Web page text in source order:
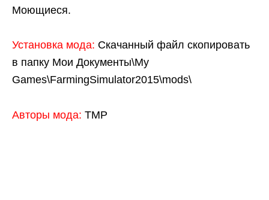
Моющиеся.
Установка мода: Скачанный файл скопировать
в папку Мои Документы\My
Games\FarmingSimulator2015\mods\
Авторы мода: TMP